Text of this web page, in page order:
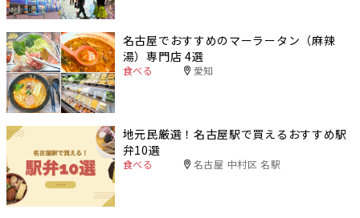
名古屋でおすすめのマーラータン（麻辣
湯）専門店 4選
食べる 愛知
地元民厳選！名古屋駅で買えるおすすめ駅
弁10選
食べる 名古屋 中村区 名駅